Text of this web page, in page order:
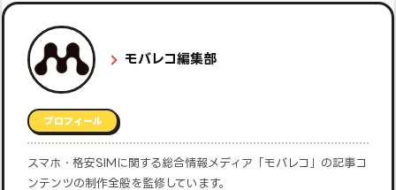
モバレコ編集部
プロフィール
スマホ・格安SIMに関する総合情報メディア「モバレコ」の記事コ
ンテンツの制作全般を監修しています。